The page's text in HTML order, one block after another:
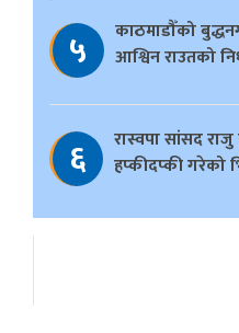
५
काठमाडौँको
आश्विन राउतको
६
रास्वपा सांसद
हप्कीदप्की गरेको